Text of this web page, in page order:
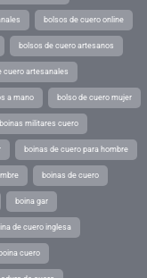
bolsos de cuero online
bolsos de cuero artesanos
cuero artesanales
a mano bolso de cuero mujer
boinas militares cuero
boinas de cuero para hombre
boinas de cuero
boina gar
de cuero inglesa
boina cuero